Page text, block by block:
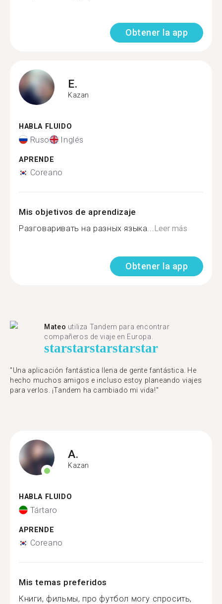
Obtener la app
E.
Kazan
HABLA FLUIDO
Ruso Inglés
APRENDE
Coreano
Mis objetivos de aprendizaje
Разговаривать на разных языка...Leer más
Obtener la app
Mateo utiliza Tandem para encontrar
compañeros de viaje en Europa.
starstarstarstarstar
"Una aplicación fantástica llena de gente fantástica. He
hecho muchos amigos e incluso estoy planeando viajes
para verlos. ¡Tandem ha cambiado mi vida!"
A.
Kazan
HABLA FLUIDO
Tártaro
APRENDE
Coreano
Mis temas preferidos
Книги, фильмы, про футбол могу спросить,